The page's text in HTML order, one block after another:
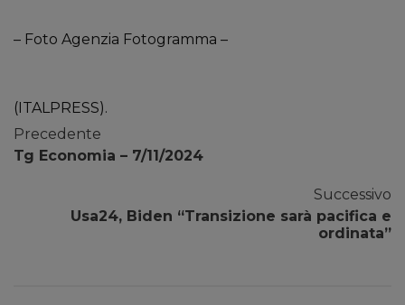
– Foto Agenzia Fotogramma –
(ITALPRESS).
Precedente
Tg Economia – 7/11/2024
Successivo
Usa24, Biden “Transizione sarà pacifica e
ordinata”